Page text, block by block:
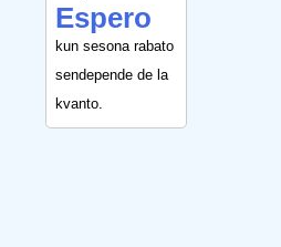
Espero
kun sesona rabato
sendepende de la
kvanto.